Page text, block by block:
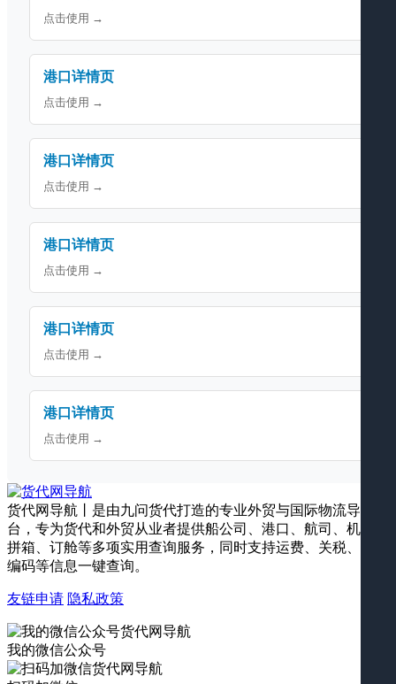
点击使用 →
港口详情页
点击使用 →
港口详情页
点击使用 →
港口详情页
点击使用 →
港口详情页
点击使用 →
港口详情页
点击使用 →
货代网导航丨是由九问货代打造的专业外贸与国际物流导航平
台，专为货代和外贸从业者提供船公司、港口、航司、机场、
拼箱、订舱等多项实用查询服务，同时支持运费、关税、海关
编码等信息一键查询。
友链申请 隐私政策
我的微信公众号